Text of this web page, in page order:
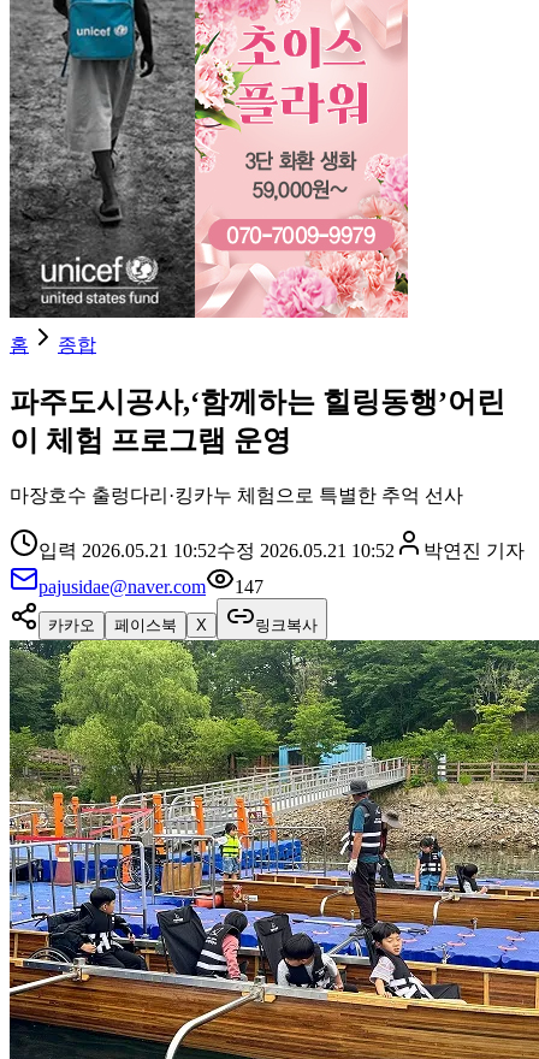
홈 종합
파주도시공사,‘함께하는 힐링동행’어린
이 체험 프로그램 운영
마장호수 출렁다리·킹카누 체험으로 특별한 추억 선사
입력 2026.05.21 10:52수정 2026.05.21 10:52 박연진 기자
pajusidae@naver.com
147
카카오 페이스북 X 링크복사